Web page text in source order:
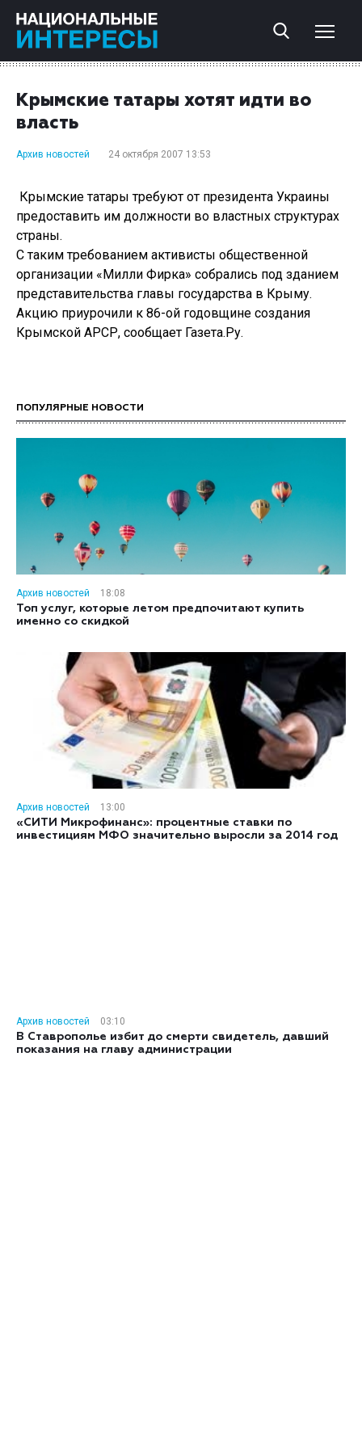
Крымские татары хотят идти во
власть
Архив новостей 24 октября 2007 13:53
Крымские татары требуют от президента Украины
предоставить им должности во властных структурах
страны.
С таким требованием активисты общественной
организации «Милли Фирка» собрались под зданием
представительства главы государства в Крыму.
Акцию приурочили к 86-ой годовщине создания
Крымской АРСР, сообщает Газета.Ру.
ПОПУЛЯРНЫЕ НОВОСТИ
Архив новостей
18:08
Топ услуг, которые летом предпочитают купить
именно со скидкой
Архив новостей
13:00
«СИТИ Микрофинанс»: процентные ставки по
инвестициям МФО значительно выросли за 2014 год
Архив новостей
03:10
В Ставрополье избит до смерти свидетель, давший
показания на главу администрации